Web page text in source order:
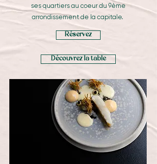
ses quartiers au coeur du 9ème
arrondissement de la capitale.
Réservez
Découvrez la table